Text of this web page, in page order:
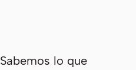
Sabemos lo que